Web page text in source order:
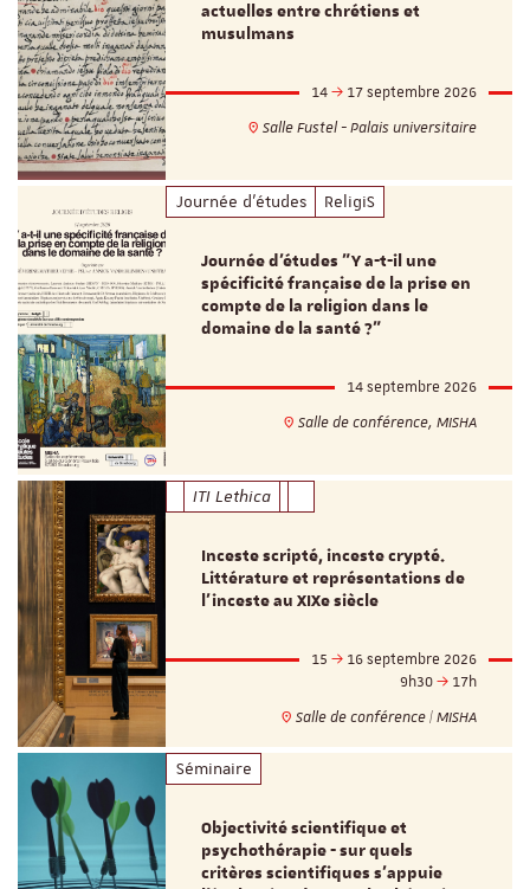
actuelles entre chrétiens et
musulmans
14
17 septembre 2026
Salle Fustel - Palais universitaire
Journée d'études ReligiS
Journée d’études "Y a-t-il une
spécificité française de la prise en
compte de la religion dans le
domaine de la santé ?"
14 septembre 2026
Salle de conférence, MISHA
ITI Lethica
Inceste scripté, inceste crypté.
Littérature et représentations de
l’inceste au XIXe siècle
15
16 septembre 2026
9h30
17h
Salle de conférence | MISHA
Séminaire
Objectivité scientifique et
psychothérapie - sur quels
critères scientifiques s'appuie